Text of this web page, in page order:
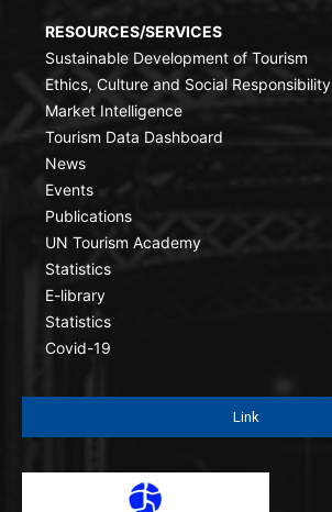
RESOURCES/SERVICES
Sustainable Development of Tourism
Ethics, Culture and Social Responsibility
Market Intelligence
Tourism Data Dashboard
News
Events
Publications
UN Tourism Academy
Statistics
E-library
Statistics
Covid-19
Link